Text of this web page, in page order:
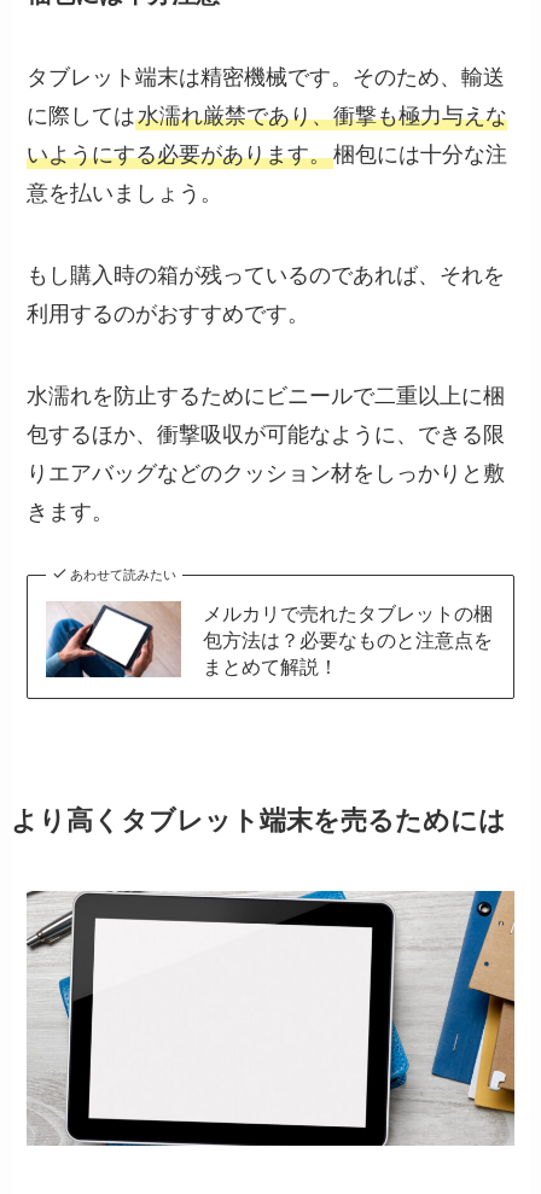
タブレット端末は精密機械です。そのため、輸送
に際しては水濡れ厳禁であり、衝撃も極力与えな
いようにする必要があります。梱包には十分な注
意を払いましょう。
もし購入時の箱が残っているのであれば、それを
利用するのがおすすめです。
水濡れを防止するためにビニールで二重以上に梱
包するほか、衝撃吸収が可能なように、できる限
りエアバッグなどのクッション材をしっかりと敷
きます。
あわせて読みたい
メルカリで売れたタブレットの梱
包方法は？必要なものと注意点を
まとめて解説！
より高くタブレット端末を売るためには